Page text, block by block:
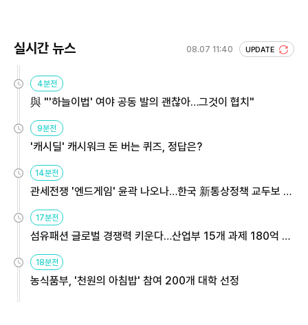
실시간 뉴스 08.07 11:40 UPDATE
4분전
與 "'하늘이법' 여야 공동 발의 괜찮아…그것이 협치"
9분전
'캐시딜' 캐시워크 돈 버는 퀴즈, 정답은?
14분전
관세전쟁 '엔드게임' 윤곽 나오나…한국 新통상정책 교두보 활
용해야
17분전
섬유패션 글로벌 경쟁력 키운다…산업부 15개 과제 180억 지
원
18분전
농식품부, '천원의 아침밥' 참여 200개 대학 선정